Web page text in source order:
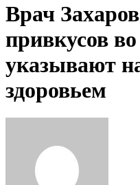
Врач
привкусов
указывают
здоровьем